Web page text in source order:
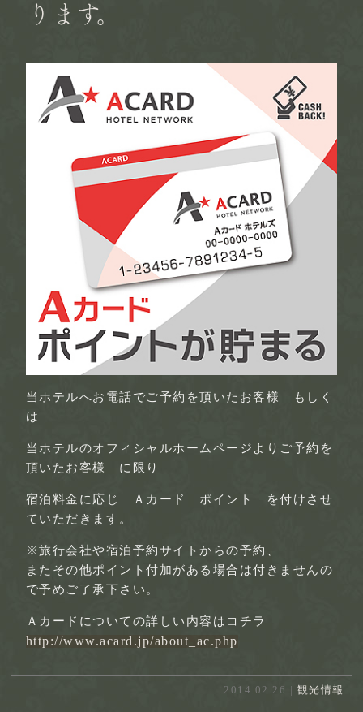
ります。
当ホテルへお電話でご予約を頂いたお客様 もしく
は
当ホテルのオフィシャルホームページよりご予約を
頂いたお客様 に限り
宿泊料金に応じ Ａカード ポイント を付けさせ
ていただきます。
※旅行会社や宿泊予約サイトからの予約、
またその他ポイント付加がある場合は付きませんの
で予めご了承下さい。
Ａカードについての詳しい内容はコチラ
http://www.acard.jp/about_ac.php
2014.02.26 | 観光情報